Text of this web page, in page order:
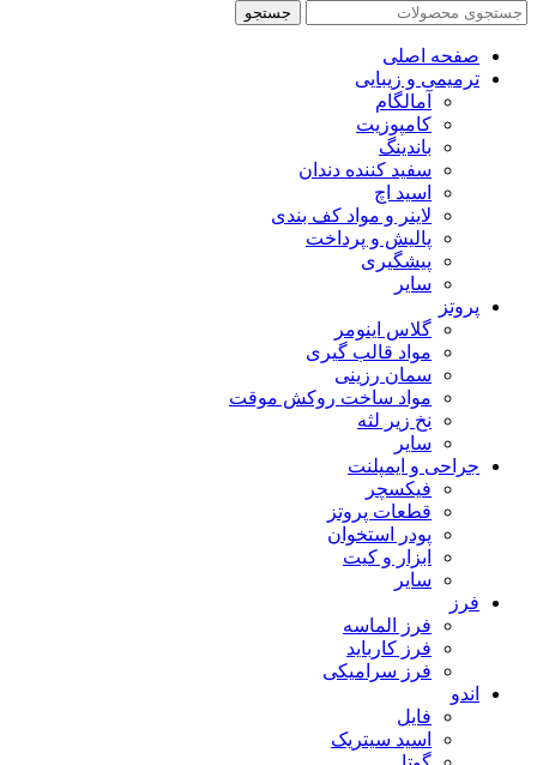
جستجو
صفحه اصلی
ترمیمی و زیبایی
آمالگام
کامپوزیت
باندینگ
سفید کننده دندان
اسید اچ
لاینر و مواد کف بندی
پالیش و پرداخت
پیشگیری
سایر
پروتز
گلاس اینومر
مواد قالب گیری
سمان رزینی
مواد ساخت روکش موقت
نخ زیر لثه
سایر
جراحی و ایمپلنت
فیکسچر
قطعات پروتز
پودر استخوان
ابزار و کیت
سایر
فرز
فرز الماسه
فرز کارباید
فرز سرامیکی
اندو
فایل
اسید سیتریک